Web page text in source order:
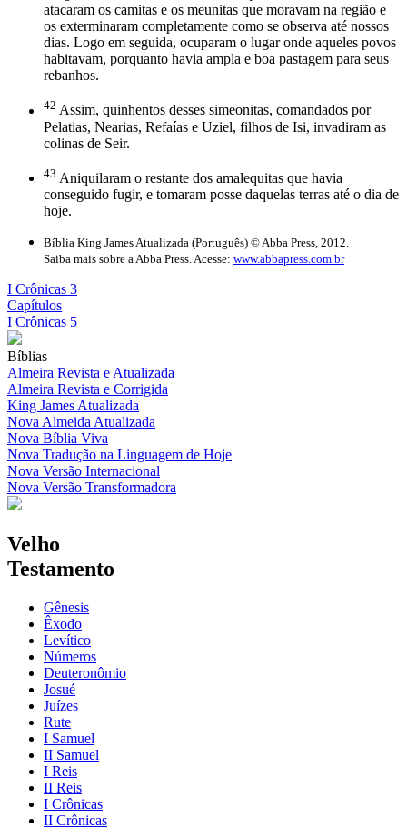
atacaram os camitas e os meunitas que moravam na região e
os exterminaram completamente como se observa até nossos
dias. Logo em seguida, ocuparam o lugar onde aqueles povos
habitavam, porquanto havia ampla e boa pastagem para seus
rebanhos.
42 Assim, quinhentos desses simeonitas, comandados por
Pelatias, Nearias, Refaías e Uziel, filhos de Isi, invadiram as
colinas de Seir.
43 Aniquilaram o restante dos amalequitas que havia
conseguido fugir, e tomaram posse daquelas terras até o dia de
hoje.
Bíblia King James Atualizada (Português) © Abba Press, 2012.
Saiba mais sobre a Abba Press. Acesse: www.abbapress.com.br
I Crônicas 3
Capítulos
I Crônicas 5
Bíblias
Almeira Revista e Atualizada
Almeira Revista e Corrigida
King James Atualizada
Nova Almeida Atualizada
Nova Bíblia Viva
Nova Tradução na Linguagem de Hoje
Nova Versão Internacional
Nova Versão Transformadora
Velho
Testamento
Gênesis
Êxodo
Levítico
Números
Deuteronômio
Josué
Juízes
Rute
I Samuel
II Samuel
I Reis
II Reis
I Crônicas
II Crônicas